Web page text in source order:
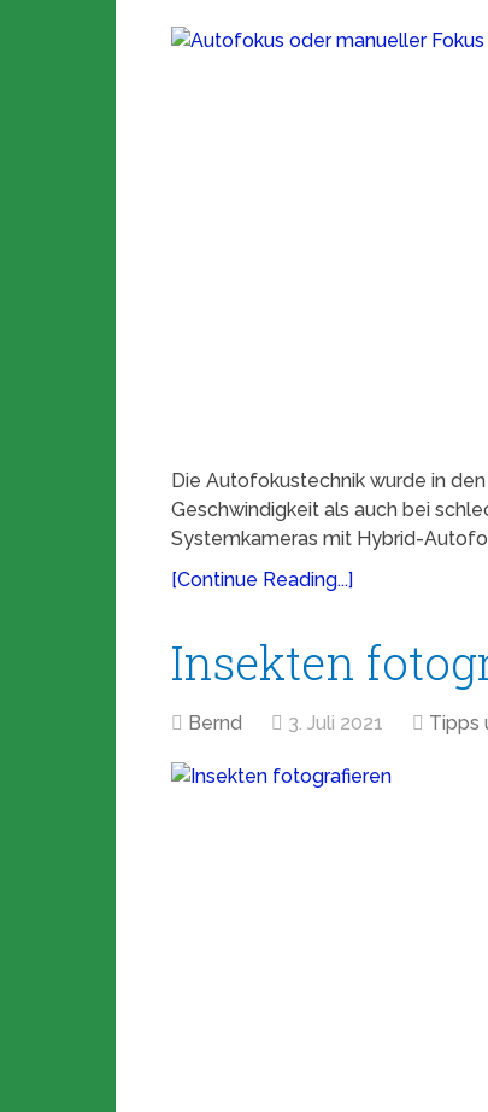
Die Autofokustechnik wurde in
Geschwindigkeit als auch bei
Systemkameras mit Hybrid-
[Continue Reading...]
Insekten
Bernd 3. Juli 2021 Tipps